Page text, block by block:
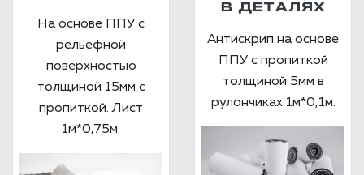
На основе ППУ с
рельефной
поверхностью
толщиной 15мм с
пропиткой. Лист
1м*0,75м.
В ДЕТАЛЯХ
Антискрип на основе
ППУ с пропиткой
толщиной 5мм в
рулончиках 1м*0,1м.